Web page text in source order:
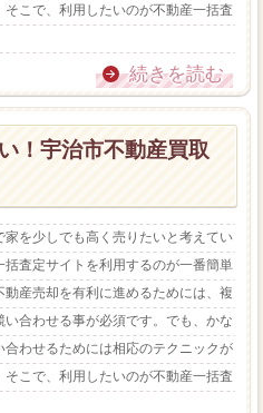
こで、利用したいのが不動産一括査
続きを読む
！宇治市不動産買取
を少しでも高く売りたいと考えてい
査定サイトを利用するのが一番簡単
産売却を有利に進めるためには、複
合わせる事が必須です。でも、かな
わせるためには相応のテクニックが
こで、利用したいのが不動産一括査